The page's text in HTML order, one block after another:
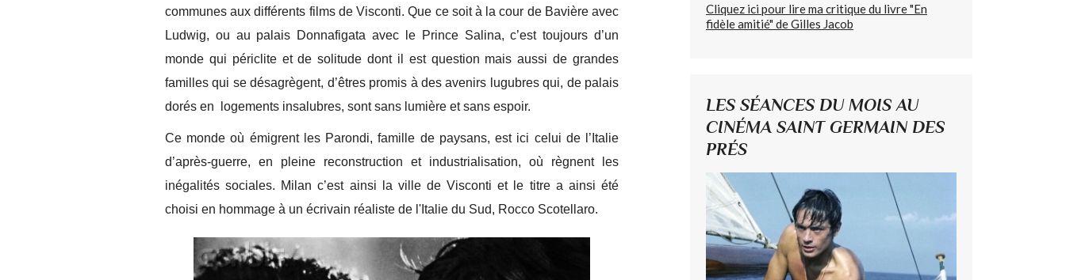
communes aux différents films de Visconti. Que ce soit à la cour de Bavière avec
Ludwig, ou au palais Donnafigata avec le Prince Salina, c’est toujours d’un
monde qui périclite et de solitude dont il est question mais aussi de grandes
familles qui se désagrègent, d’êtres promis à des avenirs lugubres qui, de palais
dorés en logements insalubres, sont sans lumière et sans espoir.
Ce monde où émigrent les Parondi, famille de paysans, est ici celui de l’Italie
d’après-guerre, en pleine reconstruction et industrialisation, où règnent les
inégalités sociales. Milan c’est ainsi la ville de Visconti et le titre a ainsi été
choisi en hommage à un écrivain réaliste de l'Italie du Sud, Rocco Scotellaro.
Cliquez ici pour lire ma critique du livre "En
fidèle amitié" de Gilles Jacob
LES SÉANCES DU MOIS AU
CINÉMA SAINT GERMAIN DES
PRÉS